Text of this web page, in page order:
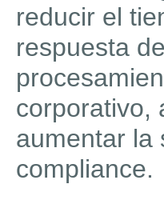
reducir el
respuesta
corporativo,
aumentar la
compliance.